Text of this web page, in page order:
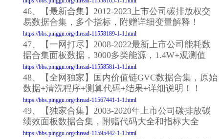
46、【最新合集】2012-2023上市公司碳排放权交
易数据合集，多个指标，附赠详细变量解释！
https://bbs.pinggu.org/thread-11558189-1-1.html
47、【一网打尽】2008-2022最新上市公司能耗数
据合集面板数据，3000多类能源，1.4W+观测值
https://bbs.pinggu.org/thread-11558581-1-1.html
48、【全网独家】国内价值链GVC数据合集，原始
数据+清洗程序+测算代码+结果+详细说明！！
https://bbs.pinggu.org/thread-11567441-1-1.html
49、【独家合集】2003-2020年上市公司碳排放碳
绩效面板数据合集，附赠代码大全和指标大全
https://bbs.pinggu.org/thread-11595442-1-1.html